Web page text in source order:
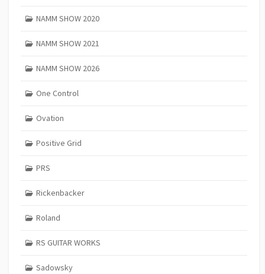
NAMM SHOW 2020
NAMM SHOW 2021
NAMM SHOW 2026
One Control
Ovation
Positive Grid
PRS
Rickenbacker
Roland
RS GUITAR WORKS
Sadowsky